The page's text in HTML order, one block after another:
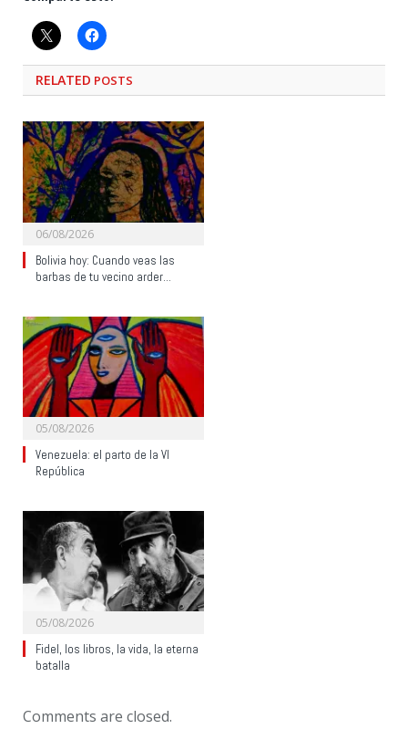
RELATED POSTS
06/08/2026
Bolivia hoy: Cuando veas las
barbas de tu vecino arder…
05/08/2026
Venezuela: el parto de la VI
República
05/08/2026
Fidel, los libros, la vida, la eterna
batalla
Comments are closed.